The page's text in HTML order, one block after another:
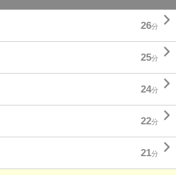
26分 
25分 
24分 
22分 
21分 